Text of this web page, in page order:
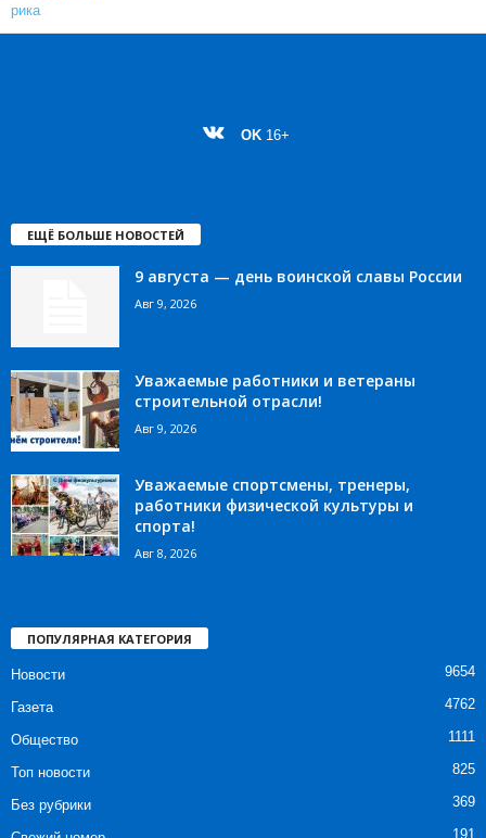
OK 16+
ЕЩЁ БОЛЬШЕ НОВОСТЕЙ
9 августа — день воинской славы России
Авг 9, 2026
Уважаемые работники и ветераны
строительной отрасли!
Авг 9, 2026
Уважаемые спортсмены, тренеры,
работники физической культуры и
спорта!
Авг 8, 2026
ПОПУЛЯРНАЯ КАТЕГОРИЯ
Новости 9654
Газета 4762
Общество 1111
Топ новости 825
Без рубрики 369
191